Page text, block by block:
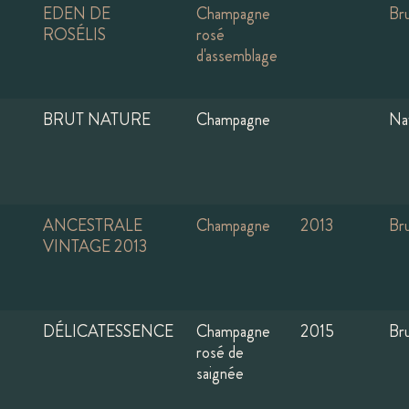
EDEN DE
ROSÉLIS
Champagne
rosé
d'assemblage
BRUT NATURE Champagne
ANCESTRALE
VINTAGE 2013
Champagne 2013
DÉLICATESSENCE
Champagne
rosé de
saignée
2015